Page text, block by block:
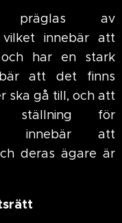
präglas av
vilket innebär att
har en stark
att det finns
ska gå till, och att
för
innebär att
deras ägare är